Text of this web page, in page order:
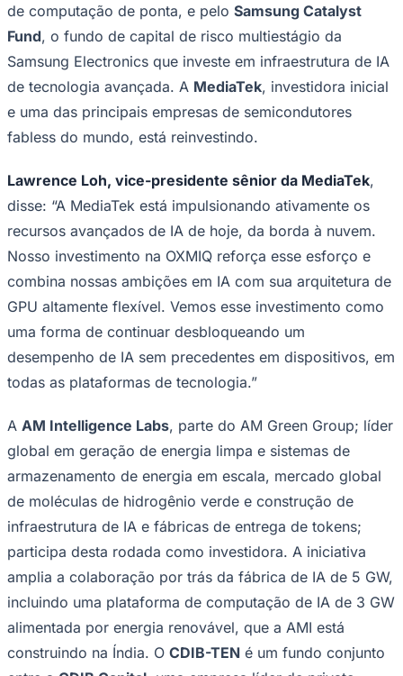
Botafogo
Grêmio
de computação de ponta, e pelo Samsung Catalyst
Fund, o fundo de capital de risco multiestágio da
Samsung Electronics que investe em infraestrutura de IA
de tecnologia avançada. A MediaTek, investidora inicial
e uma das principais empresas de semicondutores
fabless do mundo, está reinvestindo.
Lawrence Loh, vice-presidente sênior da MediaTek,
disse: “A MediaTek está impulsionando ativamente os
recursos avançados de IA de hoje, da borda à nuvem.
Nosso investimento na OXMIQ reforça esse esforço e
combina nossas ambições em IA com sua arquitetura de
GPU altamente flexível. Vemos esse investimento como
uma forma de continuar desbloqueando um
desempenho de IA sem precedentes em dispositivos, em
todas as plataformas de tecnologia.”
A AM Intelligence Labs, parte do AM Green Group; líder
global em geração de energia limpa e sistemas de
armazenamento de energia em escala, mercado global
de moléculas de hidrogênio verde e construção de
infraestrutura de IA e fábricas de entrega de tokens;
participa desta rodada como investidora. A iniciativa
amplia a colaboração por trás da fábrica de IA de 5 GW,
incluindo uma plataforma de computação de IA de 3 GW
alimentada por energia renovável, que a AMI está
construindo na Índia. O CDIB-TEN é um fundo conjunto